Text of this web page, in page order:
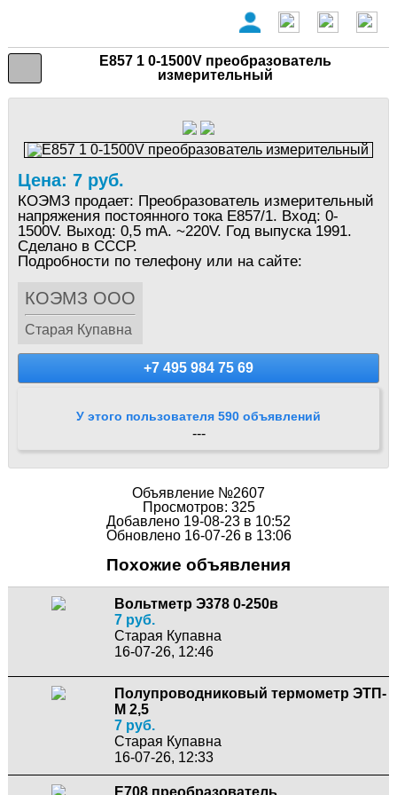
Е857 1 0-1500V преобразователь
измерительный
Цена: 7 руб.
КОЭМЗ продает: Преобразователь измерительный
напряжения постоянного тока Е857/1. Вход: 0-
1500V. Выход: 0,5 mA. ~220V. Год выпуска 1991.
Сделано в СССР.
Подробности по телефону или на сайте:
КОЭМЗ ООО
Старая Купавна
+7 495 984 75 69
У этого пользователя 590 объявлений
---
Объявление №2607
Просмотров: 325
Добавлено 19-08-23 в 10:52
Обновлено 16-07-26 в 13:06
Похожие объявления
Вольтметр Э378 0-250в
7 руб.
Старая Купавна
16-07-26, 12:46
Полупроводниковый термометр ЭТП-
М 2,5
7 руб.
Старая Купавна
16-07-26, 12:33
Е708 преобразователь